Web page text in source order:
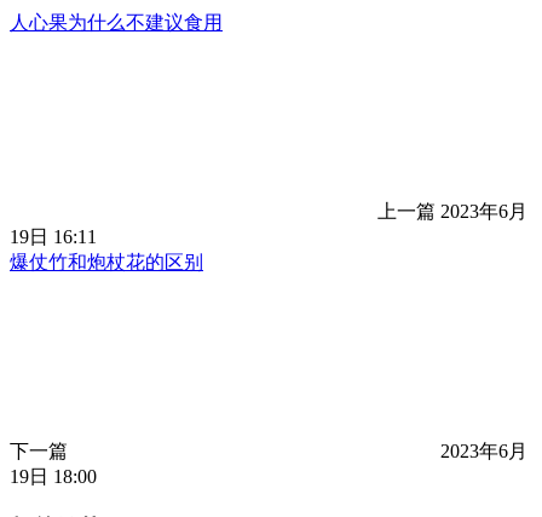
人心果为什么不建议食用
上一篇 2023年6月
19日 16:11
爆仗竹和炮杖花的区别
下一篇
2023年6月
19日 18:00